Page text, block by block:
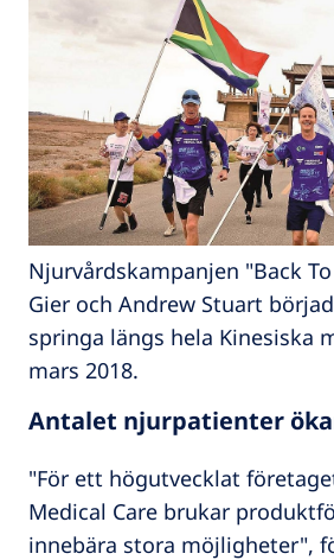
Njurvårdskampanjen "Back
Gier och Andrew Stuart
springa längs hela Kinesiska
mars 2018.
Antalet njurpatienter
"För ett högutvecklat
Medical Care brukar
innebära stora möjligheter",